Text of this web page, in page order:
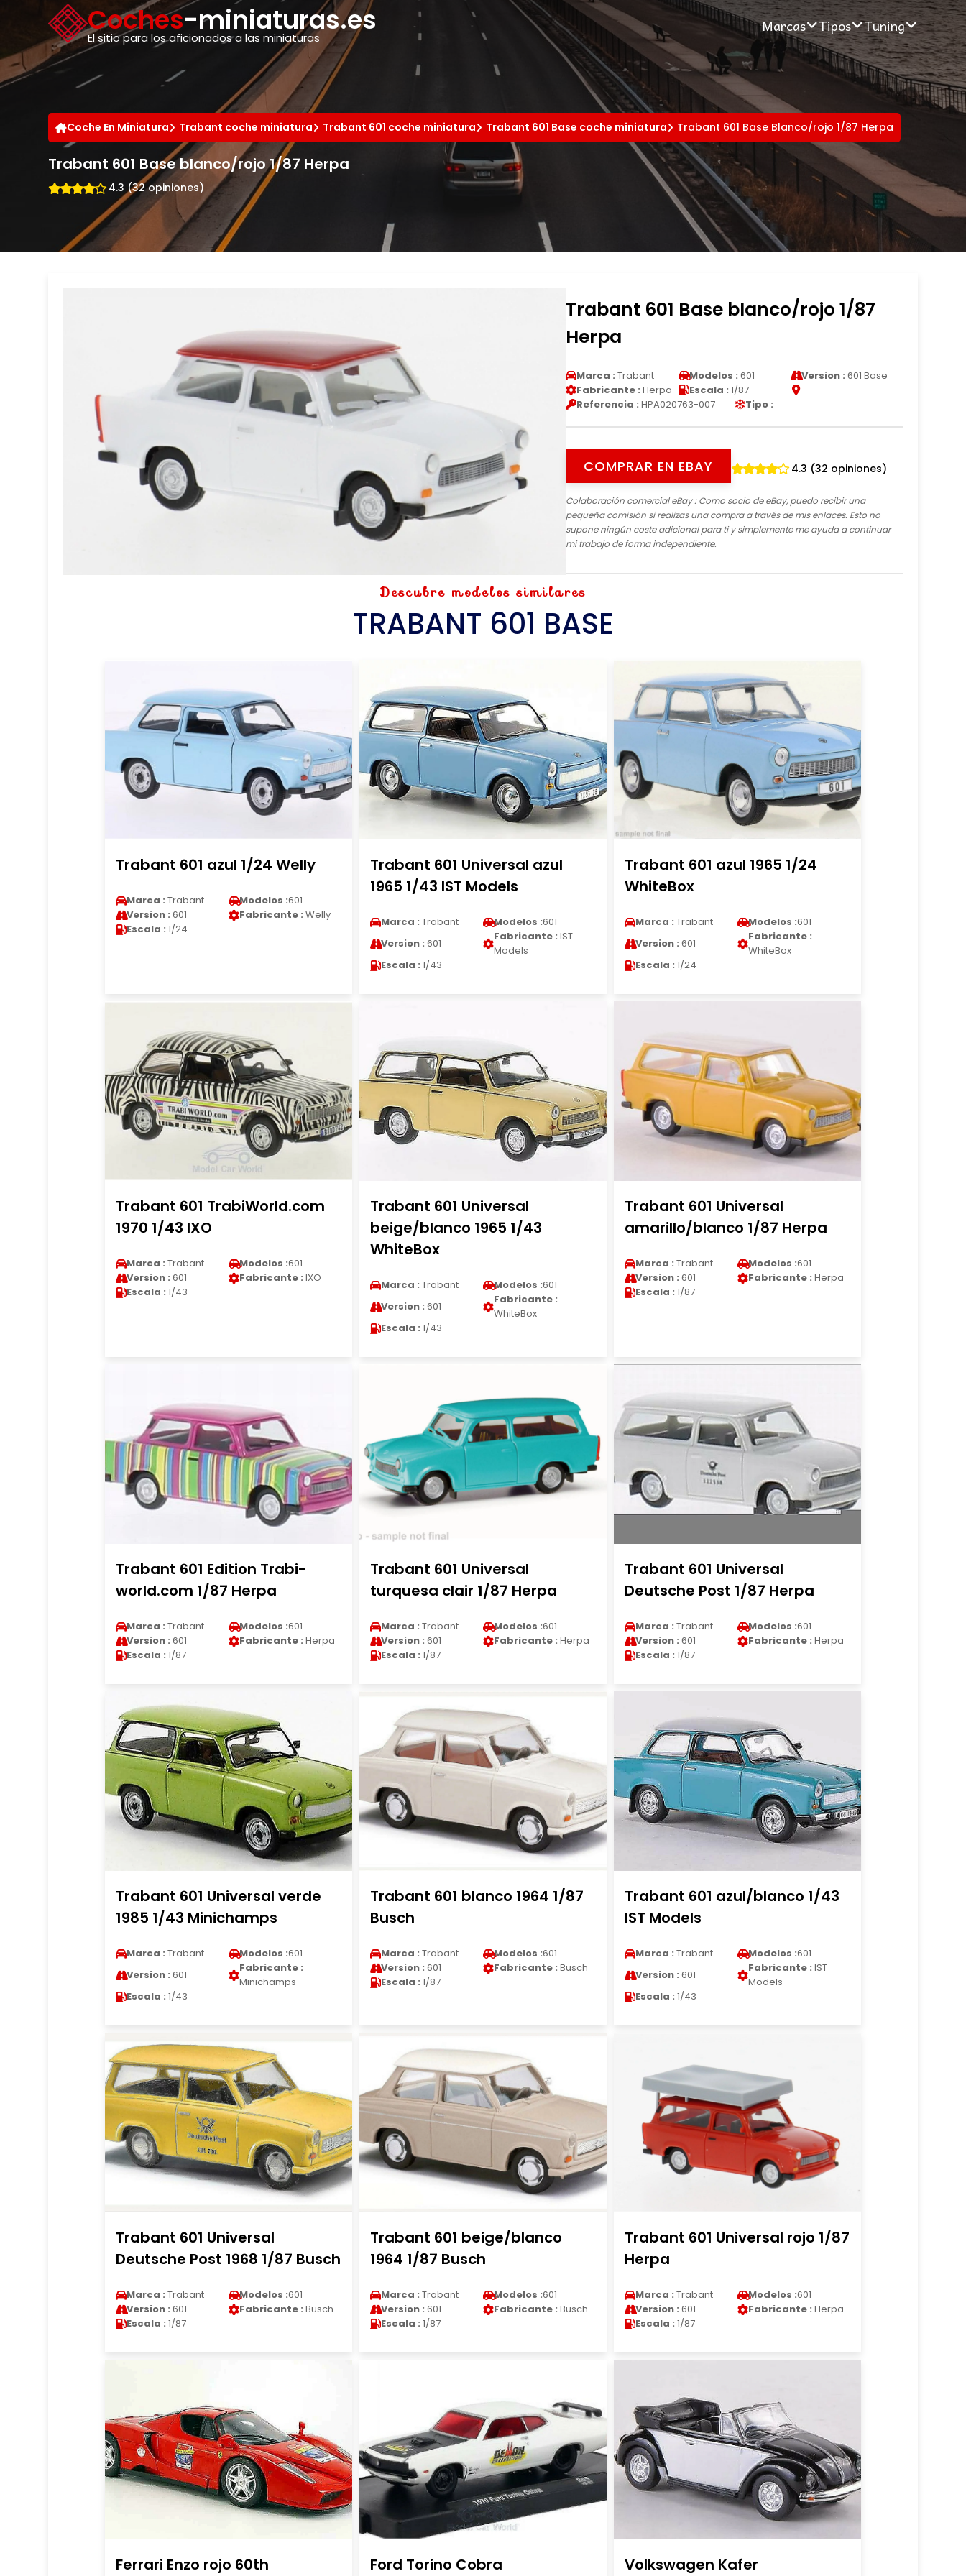
Coches-miniaturas.es
El sitio para los aficionados a las miniaturas
Marcas Tipos Tuning
Coche En Miniatura Trabant coche miniatura Trabant 601 coche miniatura Trabant 601 Base coche miniatura Trabant 601 Base Blanco/rojo 1/87 Herpa
Trabant 601 Base blanco/rojo 1/87 Herpa
4.3 (32 opiniones)
Trabant 601 Base blanco/rojo 1/87
Herpa
Marca : Trabant Modelos : 601 Version : 601 Base
Fabricante : Herpa Escala : 1/87
Referencia : HPA020763-007 Tipo :
COMPRAR EN EBAY 4.3 (32 opiniones)
Colaboración comercial eBay: Como socio de eBay, puedo recibir una
pequeña comisión si realizas una compra a través de mis enlaces. Esto no
supone ningún coste adicional para ti y simplemente me ayuda a continuar
mi trabajo de forma independiente.
Descubre modelos similares
TRABANT 601 BASE
Trabant 601 azul 1/24 Welly
Marca : Trabant Modelos :601
Version : 601 Fabricante : Welly
Escala : 1/24
Trabant 601 Universal azul
1965 1/43 IST Models
Marca : Trabant Modelos :601
Version : 601
Fabricante : IST
Models
Escala : 1/43
Trabant 601 azul 1965 1/24
WhiteBox
Marca : Trabant Modelos :601
Version : 601
Fabricante :
WhiteBox
Escala : 1/24
Trabant 601 TrabiWorld.com
1970 1/43 IXO
Marca : Trabant Modelos :601
Version : 601 Fabricante : IXO
Escala : 1/43
Trabant 601 Universal
beige/blanco 1965 1/43
WhiteBox
Marca : Trabant Modelos :601
Version : 601
Fabricante :
WhiteBox
Escala : 1/43
Trabant 601 Universal
amarillo/blanco 1/87 Herpa
Marca : Trabant Modelos :601
Version : 601 Fabricante : Herpa
Escala : 1/87
Trabant 601 Edition Trabi-
world.com 1/87 Herpa
Marca : Trabant Modelos :601
Version : 601 Fabricante : Herpa
Escala : 1/87
Trabant 601 Universal
turquesa clair 1/87 Herpa
Marca : Trabant Modelos :601
Version : 601 Fabricante : Herpa
Escala : 1/87
Trabant 601 Universal
Deutsche Post 1/87 Herpa
Marca : Trabant Modelos :601
Version : 601 Fabricante : Herpa
Escala : 1/87
Trabant 601 Universal verde
1985 1/43 Minichamps
Marca : Trabant Modelos :601
Version : 601
Fabricante :
Minichamps
Escala : 1/43
Trabant 601 blanco 1964 1/87
Busch
Marca : Trabant Modelos :601
Version : 601 Fabricante : Busch
Escala : 1/87
Trabant 601 azul/blanco 1/43
IST Models
Marca : Trabant Modelos :601
Version : 601
Fabricante : IST
Models
Escala : 1/43
Trabant 601 Universal
Deutsche Post 1968 1/87 Busch
Marca : Trabant Modelos :601
Version : 601 Fabricante : Busch
Escala : 1/87
Trabant 601 beige/blanco
1964 1/87 Busch
Marca : Trabant Modelos :601
Version : 601 Fabricante : Busch
Escala : 1/87
Trabant 601 Universal rojo 1/87
Herpa
Marca : Trabant Modelos :601
Version : 601 Fabricante : Herpa
Escala : 1/87
Ferrari Enzo rojo 60th Ford Torino Cobra Volkswagen Kafer
Panel de gestión de cookies